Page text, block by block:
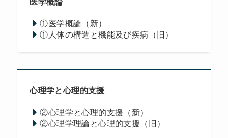
①医学概論（新）
①人体の構造と機能及び疾病（旧）
心理学と心理的支援
②心理学と心理的支援（新）
②心理学理論と心理的支援（旧）